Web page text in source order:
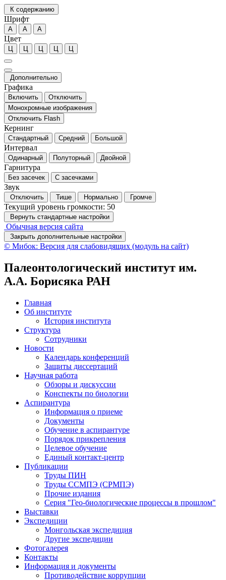
К содержанию
Шрифт
А А А
Цвет
Ц Ц Ц Ц Ц
Дополнительно
Графика
Включить
Отключить
Монохромные изображения
Отключить Flash
Кернинг
Стандартный Средний Большой
Интервал
Одинарный Полуторный Двойной
Гарнитура
Без засечек С засечками
Звук
Отключить Тише Нормально Громче
Текущий уровень громкости: 50
Вернуть стандартные настройки
Обычная версия сайта
Закрыть дополнительные настройки
© Мибок: Версия для слабовидящих (модуль на сайт)
Палеонтологический институт им.
А.А. Борисяка РАН
Главная
Об институте
История института
Структура
Сотрудники
Новости
Календарь конференций
Защиты диссертаций
Научная работа
Обзоры и дискуссии
Конспекты по биологии
Аспирантура
Информация о приеме
Документы
Обучение в аспирантуре
Порядок прикрепления
Целевое обучение
Единый контакт-центр
Публикации
Труды ПИН
Труды ССМПЭ (СРМПЭ)
Прочие издания
Серия "Гео-биологические процессы в прошлом"
Выставки
Экспедиции
Монгольская экспедиция
Другие экспедиции
Фотогалерея
Контакты
Информация и документы
Противодействие коррупции